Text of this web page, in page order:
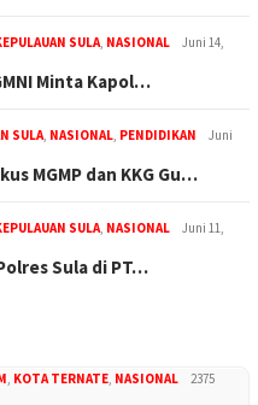
SULA, NASIONAL
Juni 14,
Minta Kapol…
SULA, NASIONAL, PENDIDIKAN
Juni
MGMP dan KKG Gu…
SULA, NASIONAL
Juni 11,
Sula di PT…
, KOTA TERNATE, NASIONAL
2375